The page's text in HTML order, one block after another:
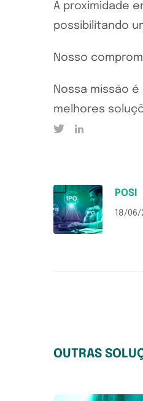
A proximidade
possibilitando
Nosso
Nossa missão
melhores
POSI
18/06/
OUTRAS